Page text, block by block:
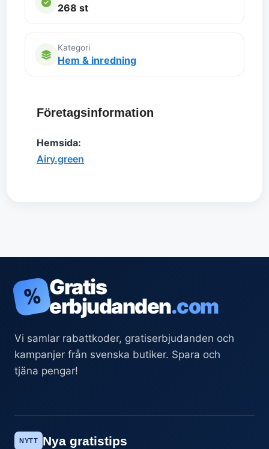
268 st
Kategori
Hem & inredning
Företagsinformation
Hemsida:
Airy.green
% Gratis
erbjudanden.com
Vi samlar rabattkoder, gratiserbjudanden och
kampanjer från svenska butiker. Spara och
tjäna pengar!
NYTT Nya gratistips